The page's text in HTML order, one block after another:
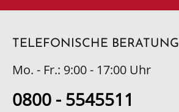
TELEFONISCHE BERATUNG
Mo. - Fr.: 9:00 - 17:00 Uhr
0800 - 5545511